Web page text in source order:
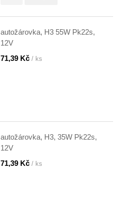
autožárovka, H3 55W Pk22s,
12V
71,39 Kč / ks
autožárovka, H3, 35W Pk22s,
12V
71,39 Kč / ks